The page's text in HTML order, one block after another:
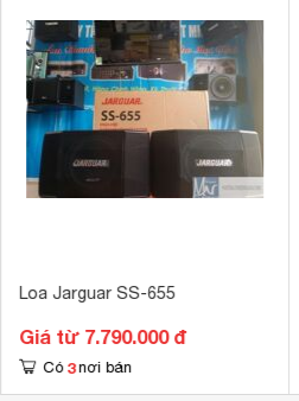
Loa Jarguar SS-655
Giá từ 7.790.000 đ
Có 3 nơi bán